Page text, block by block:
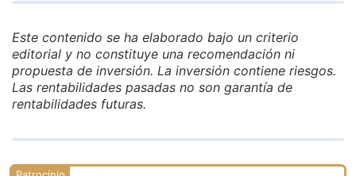
Este contenido se ha elaborado bajo un criterio
editorial y no constituye una recomendación ni
propuesta de inversión. La inversión contiene riesgos.
Las rentabilidades pasadas no son garantía de
rentabilidades futuras.